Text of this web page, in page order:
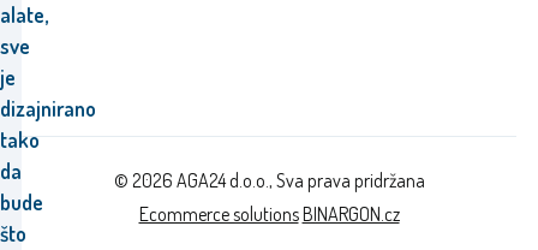
alate,
sve
je
dizajnirano
tako
da
bude
što
© 2026 AGA24 d.o.o., Sva prava pridržana
Ecommerce solutionsBINARGON.cz